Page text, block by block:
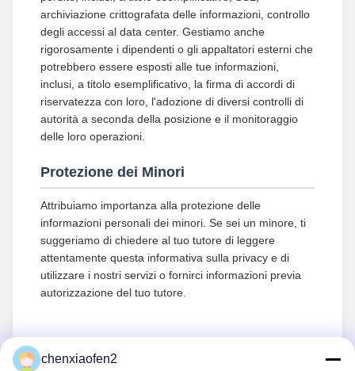
archiviazione crittografata delle informazioni, controllo
degli accessi al data center. Gestiamo anche
rigorosamente i dipendenti o gli appaltatori esterni che
potrebbero essere esposti alle tue informazioni,
inclusi, a titolo esemplificativo, la firma di accordi di
riservatezza con loro, l'adozione di diversi controlli di
autorità a seconda della posizione e il monitoraggio
delle loro operazioni.
Protezione dei Minori
Attribuiamo importanza alla protezione delle
informazioni personali dei minori. Se sei un minore, ti
suggeriamo di chiedere al tuo tutore di leggere
attentamente questa informativa sulla privacy e di
utilizzare i nostri servizi o fornirci informazioni previa
autorizzazione del tuo tutore.
chenxiaofen2